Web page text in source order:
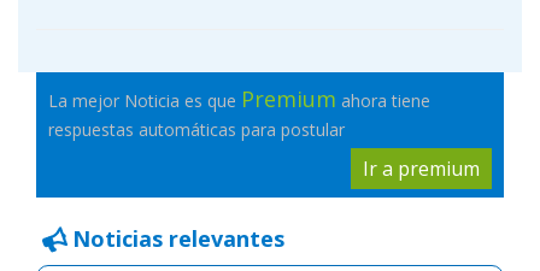
La mejor Noticia es que Premium ahora tiene
respuestas automáticas para postular
Ir a premium
Noticias relevantes